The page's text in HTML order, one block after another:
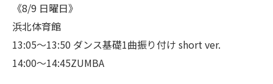
《8/9 日曜日》
浜北体育館
13:05〜13:50 ダンス基礎1曲振り付け short ver.
14:00〜14:45ZUMBA